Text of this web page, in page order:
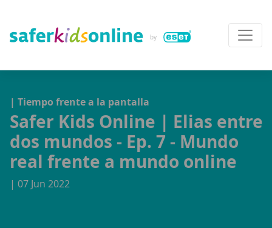
| Tiempo frente a la pantalla
Safer Kids Online | Elias entre
dos mundos - Ep. 7 - Mundo
real frente a mundo online
| 07 Jun 2022